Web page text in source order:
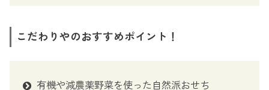
こだわりやのおすすめポイント！
有機や減農薬野菜を使った自然派おせち